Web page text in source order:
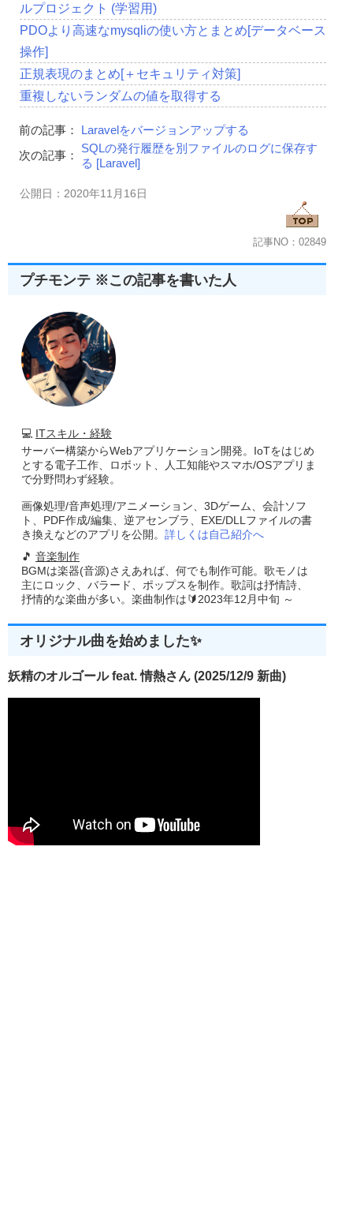
ルプロジェクト (学習用)
PDOより高速なmysqliの使い方とまとめ[データベース
操作]
正規表現のまとめ[＋セキュリティ対策]
重複しないランダムの値を取得する
前の記事：
Laravelをバージョンアップする
次の記事：
SQLの発行履歴を別ファイルのログに保存す
る [Laravel]
公開日：2020年11月16日
記事NO：02849
プチモンテ ※この記事を書いた人
💻 ITスキル・経験
サーバー構築からWebアプリケーション開発。IoTをはじめ
とする電子工作、ロボット、人工知能やスマホ/OSアプリま
で分野問わず経験。
画像処理/音声処理/アニメーション、3Dゲーム、会計ソフ
ト、PDF作成/編集、逆アセンブラ、EXE/DLLファイルの書
き換えなどのアプリを公開。 詳しくは自己紹介へ
🎵 音楽制作
BGMは楽器(音源)さえあれば、何でも制作可能。歌モノは
主にロック、バラード、ポップスを制作。歌詞は抒情詩、
抒情的な楽曲が多い。楽曲制作は🔰2023年12月中旬 ～
オリジナル曲を始めました✨
妖精のオルゴール feat. 情熱さん (2025/12/9 新曲)